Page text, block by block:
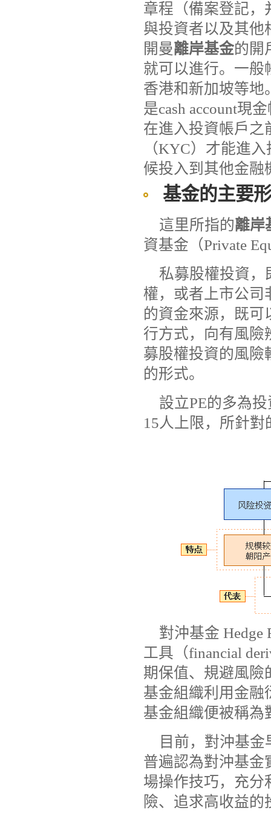
章程（備案登記，
與投資者以及其他
開曼離岸基金的開
就可以進行。一般
香港和新加坡等地
是cash account現
在進入投資帳戶之
（KYC）才能進
候投入到其他金融
基金的主要
這里所指的離岸
資基金（Private
私募股權投資，
權，或者上市公司
的資金來源，既可
行方式，向有風險
募股權投資的風險
的形式。
設立PE的多為
15人上限，所針
對沖基金
工具（financial
期保值、規避風險
基金組織利用金融
基金組織便被稱為
目前，對沖基
普遍認為對沖基金
場操作技巧，充分
險、追求高收益的